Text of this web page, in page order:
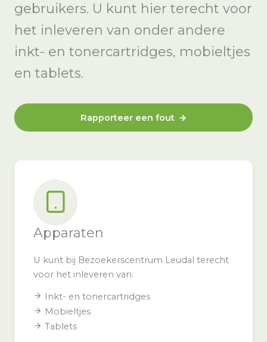
gebruikers. U kunt hier terecht voor
het inleveren van onder andere
inkt- en tonercartridges, mobieltjes
en tablets.
Rapporteer een fout
Apparaten
U kunt bij Bezoekerscentrum Leudal terecht
voor het inleveren van:
Inkt- en tonercartridges
Mobieltjes
Tablets